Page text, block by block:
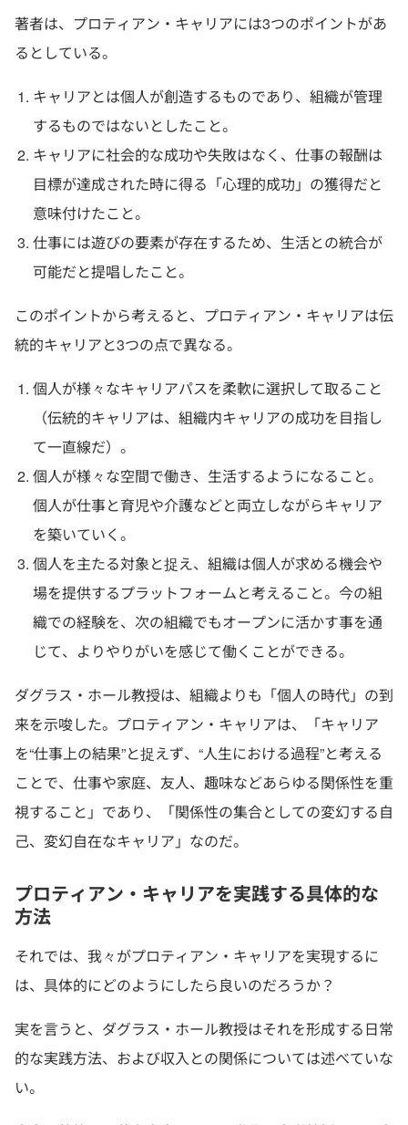
著者は、プロティアン・キャリアには3つのポイントがあ
るとしている。
キャリアとは個人が創造するものであり、組織が管理
するものではないとしたこと。
キャリアに社会的な成功や失敗はなく、仕事の報酬は
目標が達成された時に得る「心理的成功」の獲得だと
意味付けたこと。
仕事には遊びの要素が存在するため、生活との統合が
可能だと提唱したこと。
このポイントから考えると、プロティアン・キャリアは伝
統的キャリアと3つの点で異なる。
個人が様々なキャリアパスを柔軟に選択して取ること
（伝統的キャリアは、組織内キャリアの成功を目指し
て一直線だ）。
個人が様々な空間で働き、生活するようになること。
個人が仕事と育児や介護などと両立しながらキャリア
を築いていく。
個人を主たる対象と捉え、組織は個人が求める機会や
場を提供するプラットフォームと考えること。今の組
織での経験を、次の組織でもオープンに活かす事を通
じて、よりやりがいを感じて働くことができる。
ダグラス・ホール教授は、組織よりも「個人の時代」の到
来を示唆した。プロティアン・キャリアは、「キャリア
を“仕事上の結果”と捉えず、“人生における過程”と考える
ことで、仕事や家庭、友人、趣味などあらゆる関係性を重
視すること」であり、「関係性の集合としての変幻する自
己、変幻自在なキャリア」なのだ。
プロティアン・キャリアを実践する具体的な
方法
それでは、我々がプロティアン・キャリアを実現するに
は、具体的にどのようにしたら良いのだろうか？
実を言うと、ダグラス・ホール教授はそれを形成する日常
的な実践方法、および収入との関係については述べていな
い。